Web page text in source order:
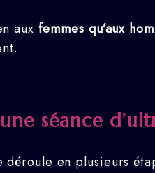
auxfemmes qu’aux
séance
déroule en plusieurs